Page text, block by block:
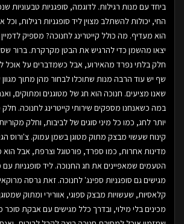
ביחד עם מנות רגילות. לדוגמה, סופגניות טבעוניות
החי, יכולות להשתלב מצוין ליד סופגניות רגילות,
הוא מעדיף. מה כולל קייטרינג לחנוכה? מספיק
יצאו מהשמן כדי להרגיש את הבטן מקרקרת. ברור
חלק בלתי נפרד מהאירוע, אבל כשמדברים על אוכל
שף יש עוד הרבה מנות שתוכלו לבחור מהן מתוך מגוון
שאנו מציעים. חנוכה הוא חג של מטוגנים ומתוקים,
במה כשאנחנו מספקים שירותי קייטרינג לחנוכה.
יותר לחג, כמו כל מיני סוגים של לביבות, וחלק
קינוח שעשוי מבצק מתוק מטוגן בשמן עמוק. צ'ורוס
מדינות אחרות, כמו ספרד, פורטוגל וצרפת, אבל
הטעמים שמאפיינים את חג החנוכה. ליד סופגניות עם
מגישים גם סופגניות ספינג' לחנוכה. זאת גרסה
קלאסיות, שעשויות מבצק ספוגי, אוורירי ומתוק
מכינים בלי מילוי, ובדרך כלל מגישים עם אבקת